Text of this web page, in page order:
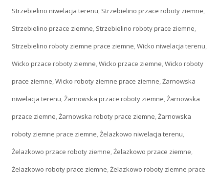
Strzebielino niwelacja terenu, Strzebielino przace roboty ziemne,
Strzebielino przace ziemne, Strzebielino roboty prace ziemne,
Strzebielino roboty ziemne prace ziemne,Wicko niwelacja terenu,
Wicko przace roboty ziemne,Wicko przace ziemne,Wicko roboty
prace ziemne,Wicko roboty ziemne prace ziemne,Żarnowska
niwelacja terenu,Żarnowska przace roboty ziemne,Żarnowska
przace ziemne,Żarnowska roboty prace ziemne,Żarnowska
roboty ziemne prace ziemne,Żelazkowo niwelacja terenu,
Żelazkowo przace roboty ziemne,Żelazkowo przace ziemne,
Żelazkowo roboty prace ziemne,Żelazkowo roboty ziemne prace